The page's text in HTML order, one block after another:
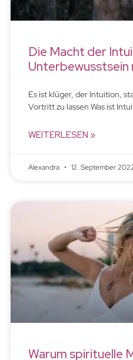
Die Macht der
Unterbewusstsein
Es ist klüger, der Intuition,
Vortritt zu lassen Was ist
WEITERLESEN »
Alexandra 12. September
Warum spirituelle